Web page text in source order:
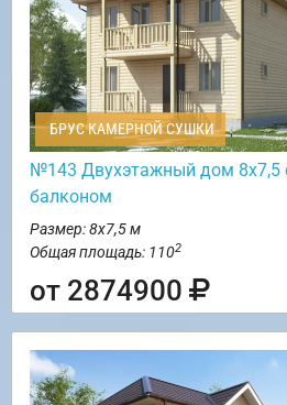
БРУС КАМЕРНОЙ СУШКИ
№143 Двухэтажный дом 8х7,5
балконом
Размер: 8х7,5 м
Общая площадь: 1102
от 2874900